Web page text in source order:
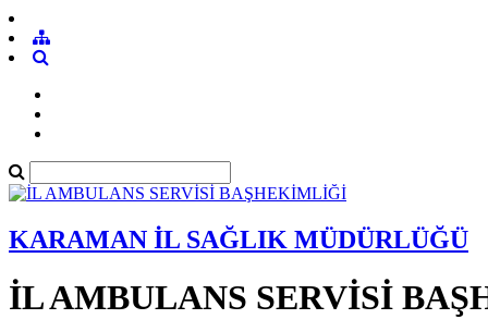
KARAMAN İL SAĞLIK MÜDÜRLÜĞÜ
İL AMBULANS SERVİSİ